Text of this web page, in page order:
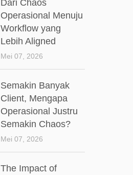
Dari Chaos
Operasional Menuju
Workflow yang
Lebih Aligned
Mei 07, 2026
Semakin Banyak
Client, Mengapa
Operasional Justru
Semakin Chaos?
Mei 07, 2026
The Impact of